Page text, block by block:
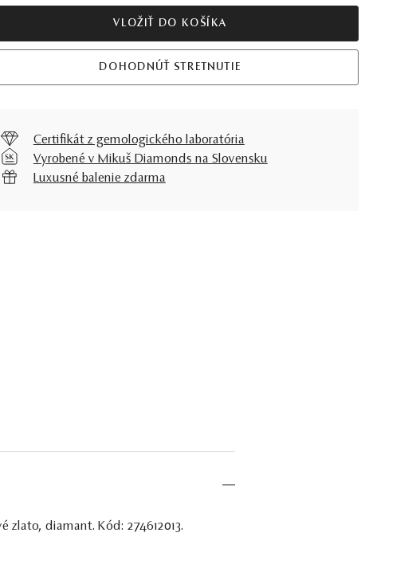
VLOŽIŤ DO KOŠÍKA
DOHODNÚŤ STRETNUTIE
Certifikát z gemologického laboratória
Vyrobené v Mikuš Diamonds na Slovensku
Luxusné balenie zdarma
diamant. Kód: 274612013.